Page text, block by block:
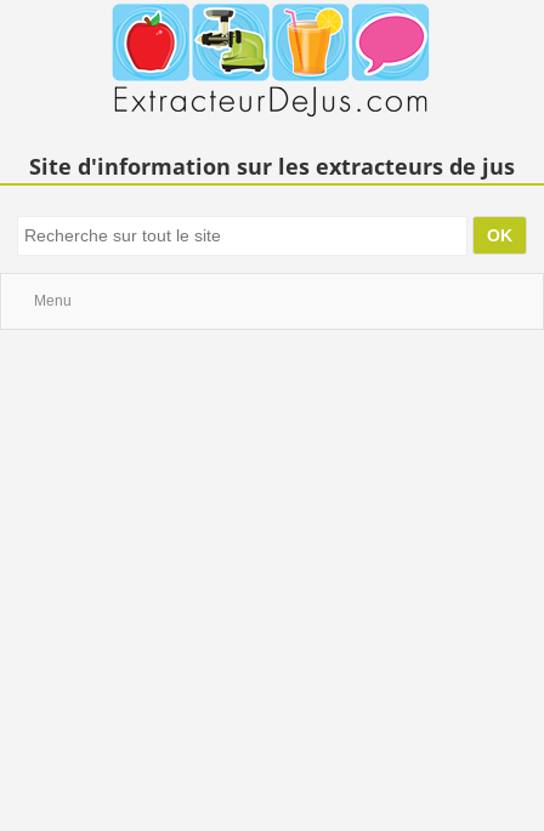
Site d'information sur les extracteurs de jus
Menu